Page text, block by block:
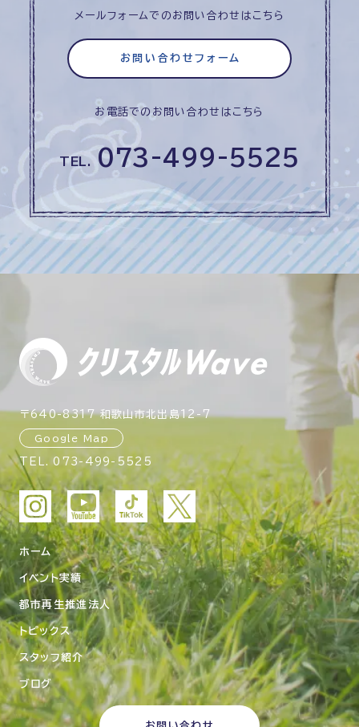
メールフォームでのお問い合わせはこちら
お問い合わせフォーム
お電話でのお問い合わせはこちら
TEL. 073-499-5525
〒640-8317 和歌山市北出島12-7
Google Map
TEL.073-499-5525
ホーム
イベント実績
都市再生推進法人
トピックス
スタッフ紹介
ブログ